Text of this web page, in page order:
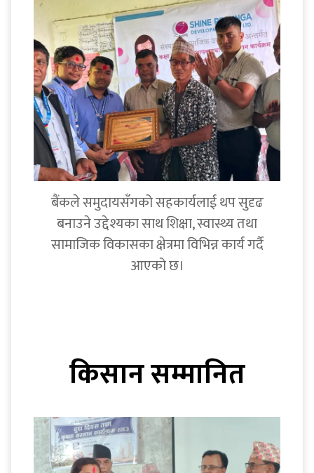
बैंकले समुदायसँगको सहकार्यलाई थप सुदृढ
बनाउने उद्देश्यका साथ शिक्षा, स्वास्थ्य तथा
सामाजिक विकासका क्षेत्रमा विभिन्न कार्य गर्दै
आएको छ।
किसान सम्मानित